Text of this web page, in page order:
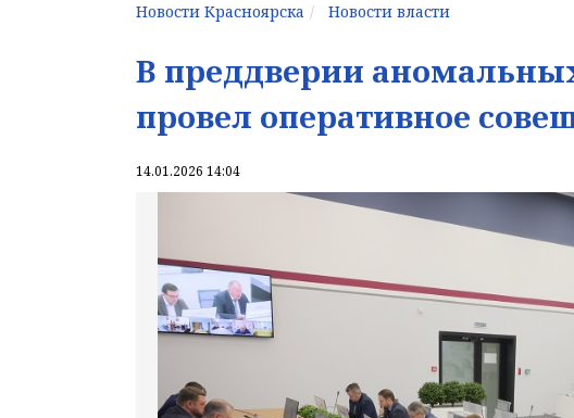
Новости Красноярска
Новости власти
В преддверии
провел оперативное
14.01.2026 14:04